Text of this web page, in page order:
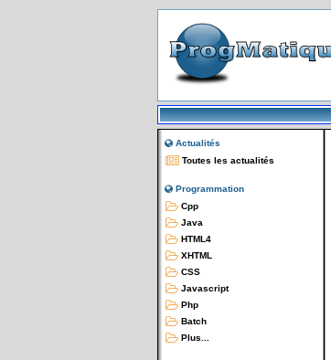
Actualités
Toutes les actualités
Programmation
Cpp
Java
HTML4
XHTML
CSS
Javascript
Php
Batch
Plus...